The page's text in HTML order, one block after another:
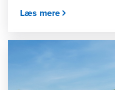
Læs mere